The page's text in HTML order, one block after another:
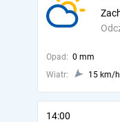
Opad: 0 mm
Wiatr:
15 km/h
14:00